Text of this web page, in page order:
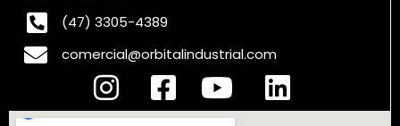
(47) 3305-4389
comercial@orbitalindustrial.com